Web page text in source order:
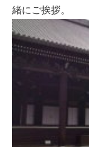
緒にご挨拶。